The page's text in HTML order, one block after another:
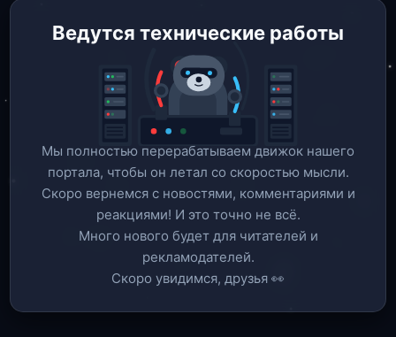
Ведутся технические работы
Мы полностью перерабатываем движок нашего
портала, чтобы он летал со скоростью мысли.
Скоро вернемся c новостями, комментариями и
реакциями! И это точно не всё.
Много нового будет для читателей и
рекламодателей.
Скоро увидимся, друзья 👀